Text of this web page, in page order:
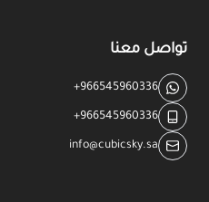
تواصل معنا
+966545960336
+966545960336
info@cubicsky.sa